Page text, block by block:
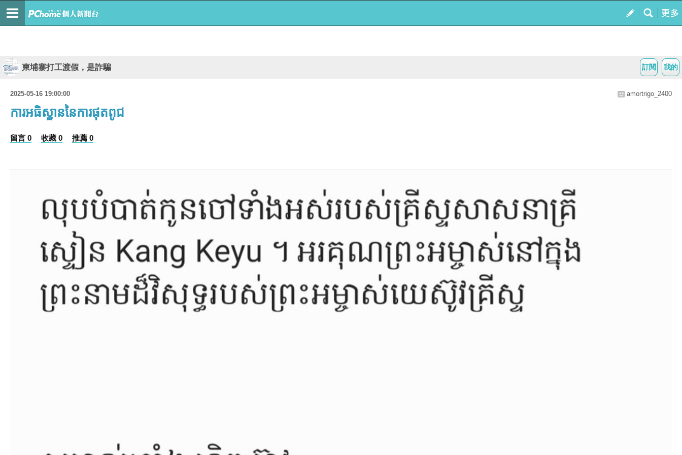
我的
訂閱
柬埔寨打工渡假，是詐騙
2025-05-16 19:00:00 amortrigo_2400
ការអធិស្ឋាននៃការផុតពូជ
留言 0 收藏 0 推薦 0